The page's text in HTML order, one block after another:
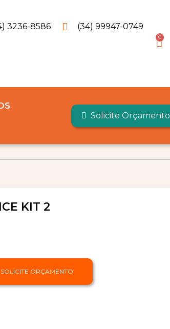
3236-8586 (34) 99947-0749
0
Solicite Orçamento
KIT 2
SOLICITE ORÇAMENTO